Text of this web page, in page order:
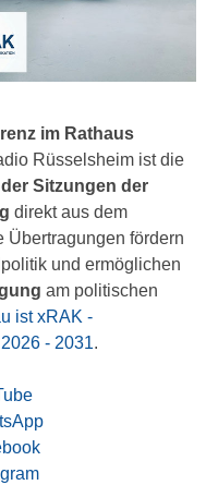
im Rathaus
Rüsselsheim ist die
Sitzungen der
direkt aus dem
Übertragungen fördern
und ermöglichen
am politischen
ist xRAK -
- 2031.